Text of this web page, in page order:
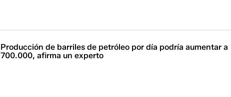
Producción de barriles de petróleo por día podría aumentar a
700.000, afirma un experto